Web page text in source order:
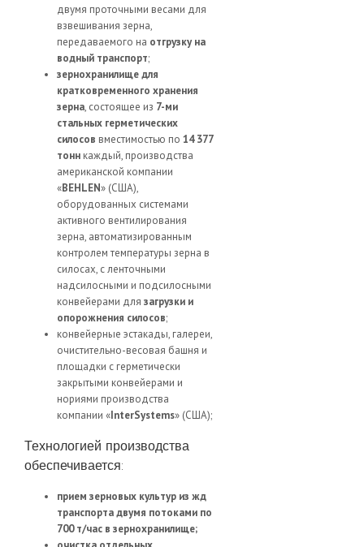
двумя проточными весами для
взвешивания зерна,
передаваемого на отгрузку на
водный транспорт;
зернохранилище для
кратковременного хранения
зерна, состоящее из 7-ми
стальных герметических
силосов вместимостью по 14 377
тонн каждый, производства
американской компании
«BEHLEN» (США),
оборудованных системами
активного вентилирования
зерна, автоматизированным
контролем температуры зерна в
силосах, с ленточными
надсилосными и подсилосными
конвейерами для загрузки и
опорожнения силосов;
конвейерные эстакады, галереи,
очистительно-весовая башня и
площадки с герметически
закрытыми конвейерами и
нориями производства
компании «InterSystems» (США);
Технологией производства
обеспечивается:
прием зерновых культур из жд
транспорта двумя потоками по
700 т/час в зернохранилище;